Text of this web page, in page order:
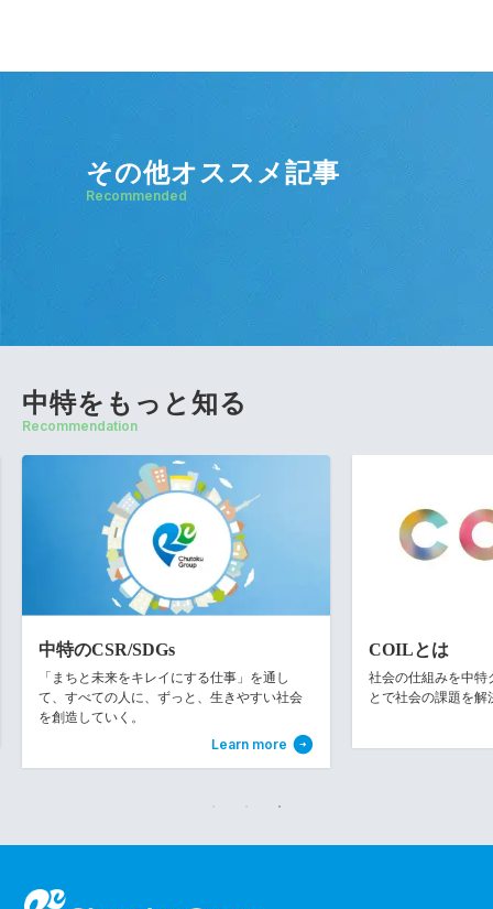
その他オススメ記事
Recommended
中特をもっと知る
Recommendation
中特のCSR/SDGs
「まちと未来をキレイにする仕事」を通し
て、すべての人に、ずっと、生きやすい社会
を創造していく。
Learn more
COILとは
社会の仕組みを中特
とで社会の課題を解